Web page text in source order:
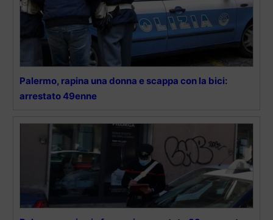
Palermo, rapina una donna e scappa con la bici:
arrestato 49enne